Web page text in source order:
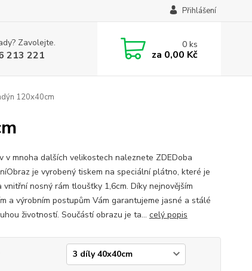
Přihlášení
Zavolejte.
213 221
0ks
za 0,00 Kč
120x40cm
v mnoha dalších velikostech naleznete ZDEDoba
je vyrobený tiskem na speciální plátno, které je
vnitřní nosný rám tloušťky 1,6cm. Díky nejnovějším
a výrobním postupům Vám garantujeme jasné a stálé
životností. Součástí obrazu je ta... celý popis